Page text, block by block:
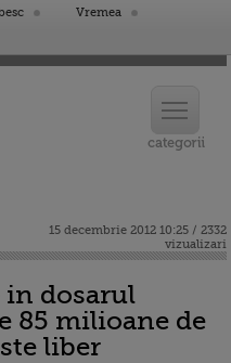
Vremea
15 decembrie 2012 10:25 / 2332
vizualizari
in dosarul
85 milioane de
liber